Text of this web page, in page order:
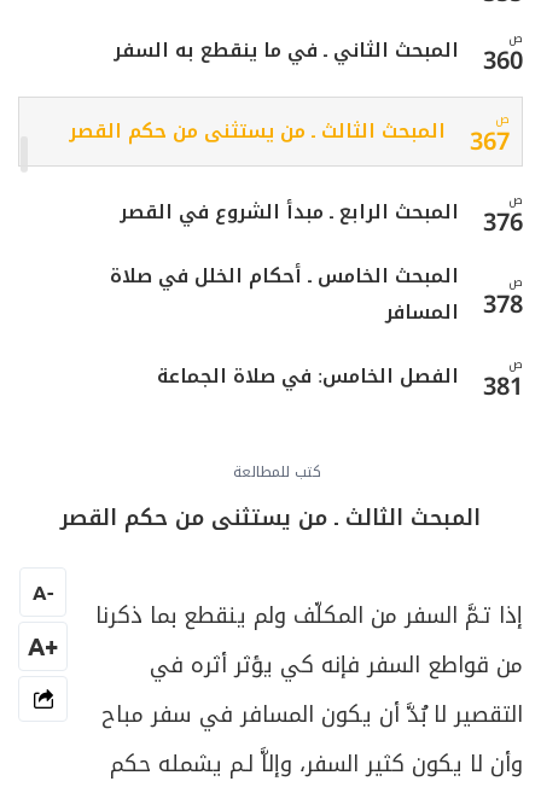
كتب للمطالعة
المبحث الثالث ـ من يستثنى من حكم القصر
إذا تـمَّ السفر من المكلّف ولم ينقطع بما ذكرنا
من قواطع السفر فإنه كي يؤثر أثره في
التقصير لا بُدَّ أن يكون المسافر في سفر مباح
وأن لا يكون كثير السفر، وإلاَّ لـم يشمله حكم
-
A
+A
ص
360 المبحث الثاني ـ في ما ينقطع به السفر
ص
367 المبحث الثالث ـ من يستثنى من حكم القصر
ص
376 المبحث الرابع ـ مبدأ الشروع في القصر
ص
378
المبحث الخامس ـ أحكام الخلل في صلاة
المسافر
ص
381 الفصل الخامس: في صلاة الجماعة
المبحث الثاني ـ في كيفية الاقتداء
388 المبحث الثالث ـ في شروط الاقتداء
ص
394 المبحث الرابع ـ في شروط إمام الجماعة
398 المبحث الخامس ـ في كيفية صلاة الجماعة